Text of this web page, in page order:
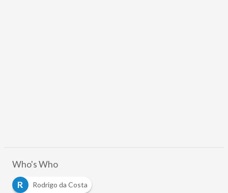
Who's Who
R
Rodrigo da Costa